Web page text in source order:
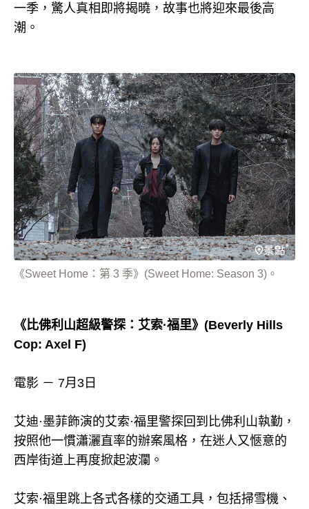
一季，驚人真相即將揭曉，故事也將迎來最後高
潮。
《Sweet Home：第 3 季》(Sweet Home: Season 3)。
《比佛利山超級警探：艾索·福里》(Beverly Hills
Cop: Axel F)
電影 － 7月3日
艾迪·墨菲飾演的艾索·福里警探回到比佛利山執勤，
按照他一慣瀟灑直率的辦案風格，在迷人又愜意的
西岸街道上再度掀起波瀾。
艾索·福里跳上各式各樣的交通工具，包括掃雪機、